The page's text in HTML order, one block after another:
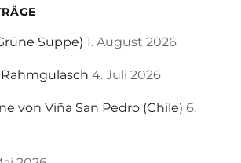
Suppe) 1. August 2026
4. Juli 2026
von Viña San Pedro (Chile) 6.